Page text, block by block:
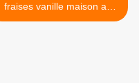
fraises vanille maison au
companion, thermomix ou